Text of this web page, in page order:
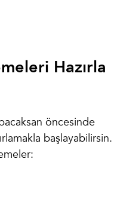
Hazırla
öncesinde
başlayabilirsin.